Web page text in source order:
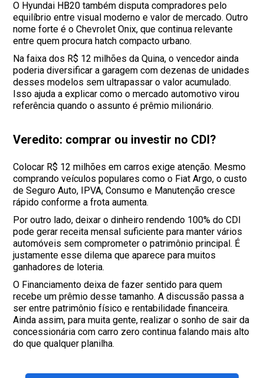
O Hyundai HB20 também disputa compradores pelo
equilíbrio entre visual moderno e valor de mercado. Outro
nome forte é o Chevrolet Onix, que continua relevante
entre quem procura hatch compacto urbano.
Na faixa dos R$ 12 milhões da Quina, o vencedor ainda
poderia diversificar a garagem com dezenas de unidades
desses modelos sem ultrapassar o valor acumulado.
Isso ajuda a explicar como o mercado automotivo virou
referência quando o assunto é prêmio milionário.
Veredito: comprar ou investir no CDI?
Colocar R$ 12 milhões em carros exige atenção. Mesmo
comprando veículos populares como o Fiat Argo, o custo
de Seguro Auto, IPVA, Consumo e Manutenção cresce
rápido conforme a frota aumenta.
Por outro lado, deixar o dinheiro rendendo 100% do CDI
pode gerar receita mensal suficiente para manter vários
automóveis sem comprometer o patrimônio principal. É
justamente esse dilema que aparece para muitos
ganhadores de loteria.
O Financiamento deixa de fazer sentido para quem
recebe um prêmio desse tamanho. A discussão passa a
ser entre patrimônio físico e rentabilidade financeira.
Ainda assim, para muita gente, realizar o sonho de sair da
concessionária com carro zero continua falando mais alto
do que qualquer planilha.